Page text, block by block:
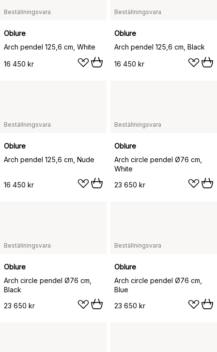
Beställningsvara
Oblure
Arch pendel 125,6 cm, White
16 450 kr
Beställningsvara
Oblure
Arch pendel 125,6 cm, Black
16 450 kr
Beställningsvara
Oblure
Arch pendel 125,6 cm, Nude
16 450 kr
Beställningsvara
Oblure
Arch circle pendel Ø76 cm,
White
23 650 kr
Beställningsvara
Oblure
Arch circle pendel Ø76 cm,
Black
23 650 kr
Beställningsvara
Oblure
Arch circle pendel Ø76 cm,
Blue
23 650 kr